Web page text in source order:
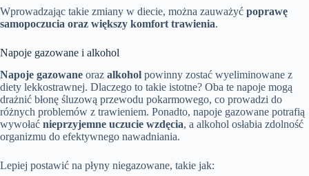
Wprowadzając takie zmiany w diecie, można zauważyć poprawę
samopoczucia oraz większy komfort trawienia.
Napoje gazowane i alkohol
Napoje gazowane oraz alkohol powinny zostać wyeliminowane z
diety lekkostrawnej. Dlaczego to takie istotne? Oba te napoje mogą
drażnić błonę śluzową przewodu pokarmowego, co prowadzi do
różnych problemów z trawieniem. Ponadto, napoje gazowane potrafią
wywołać nieprzyjemne uczucie wzdęcia, a alkohol osłabia zdolność
organizmu do efektywnego nawadniania.
Lepiej postawić na płyny niegazowane, takie jak: